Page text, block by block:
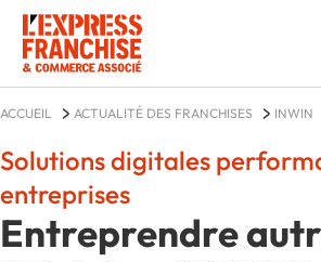
ACCUEIL ACTUALITÉ DES FRANCHISES INWIN
Entreprendre
Solutions digitales
entreprises